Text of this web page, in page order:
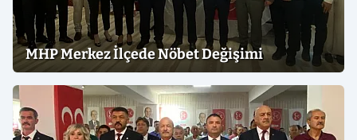
MHP Merkez İlçede Nöbet Değişimi